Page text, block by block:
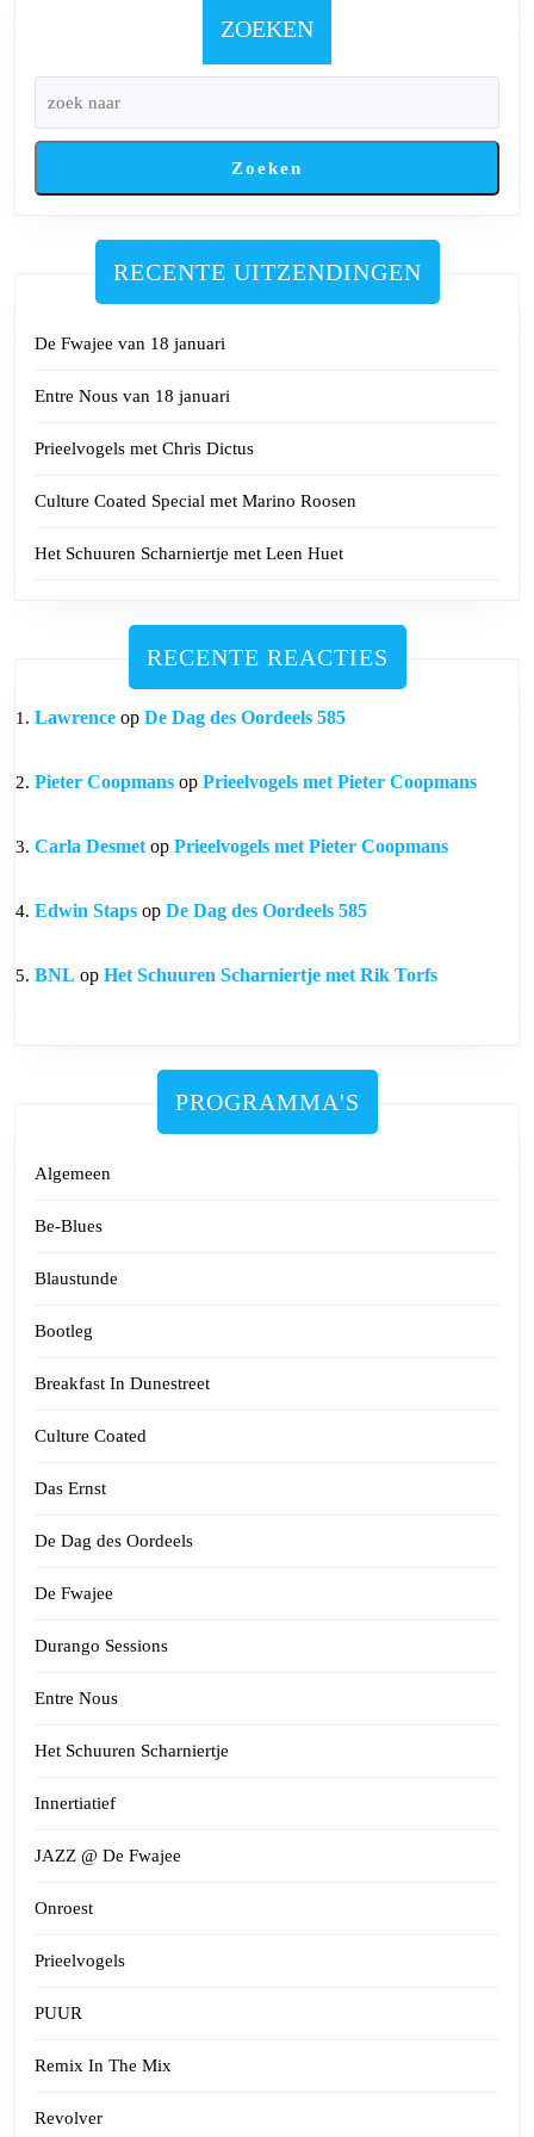
ZOEKEN
Zoeken
RECENTE UITZENDINGEN
De Fwajee van 18 januari
Entre Nous van 18 januari
Prieelvogels met Chris Dictus
Culture Coated Special met Marino Roosen
Het Schuuren Scharniertje met Leen Huet
RECENTE REACTIES
Lawrence op De Dag des Oordeels 585
Pieter Coopmans op Prieelvogels met Pieter Coopmans
Carla Desmet op Prieelvogels met Pieter Coopmans
Edwin Staps op De Dag des Oordeels 585
BNL op Het Schuuren Scharniertje met Rik Torfs
PROGRAMMA'S
Algemeen
Be-Blues
Blaustunde
Bootleg
Breakfast In Dunestreet
Culture Coated
Das Ernst
De Dag des Oordeels
De Fwajee
Durango Sessions
Entre Nous
Het Schuuren Scharniertje
Innertiatief
JAZZ @ De Fwajee
Onroest
Prieelvogels
PUUR
Remix In The Mix
Revolver